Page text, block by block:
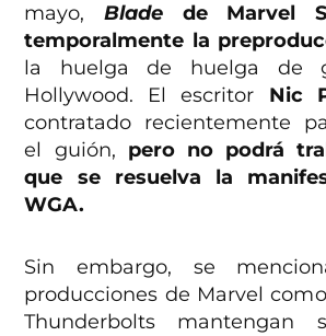
mayo,Blade de Marvel
temporalmente la
la huelga de huelga de
Hollywood. El escritor Nic
contratado recientemente
el guión, pero no podrá
que se resuelva la
WGA.
Sin embargo, se
producciones de Marvel
Thunderbolts mantengan